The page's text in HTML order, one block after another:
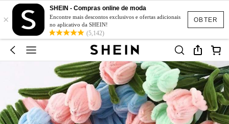
OBTER
×
SHEIN - Compras online de moda
Encontre mais descontos exclusivos e ofertas adicionais
no aplicativo da SHEIN!
(5,142)